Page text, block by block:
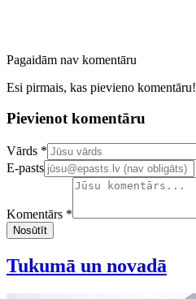
Pagaidām nav komentāru
Esi pirmais, kas pievieno komentāru!
Pievienot komentāru
Confirm your email address
Vārds *
E-pasts
Komentārs *
Nosūtīt
Tukumā un novadā